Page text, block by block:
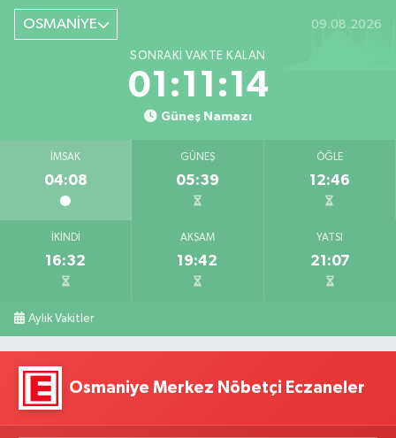
OSMANİYE 09.08.2026
SONRAKI VAKTE KALAN
01:11:13
Güneş Namazı
İMSAK
04:08
GÜNEŞ
05:39
ÖĞLE
12:46
İKINDI
16:32
AKŞAM
19:42
YATSI
21:07
Aylık Vakitler
Osmaniye Merkez Nöbetçi Eczaneler